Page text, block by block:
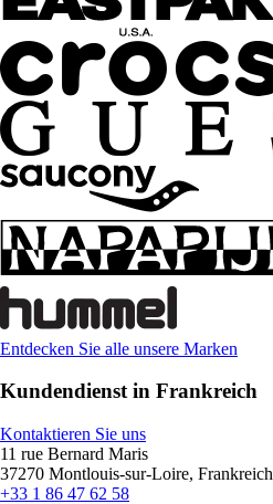
Entdecken Sie alle unsere Marken
Kundendienst in Frankreich
Kontaktieren Sie uns
11 rue Bernard Maris
37270 Montlouis-sur-Loire, Frankreich
+33 1 86 47 62 58